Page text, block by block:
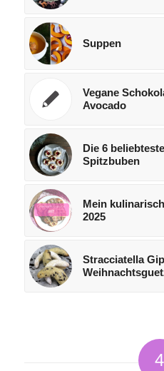
Suppen
Vegane
Avocado
Die 6
Spitzbuben
Mein
2025
Stracciatella
4